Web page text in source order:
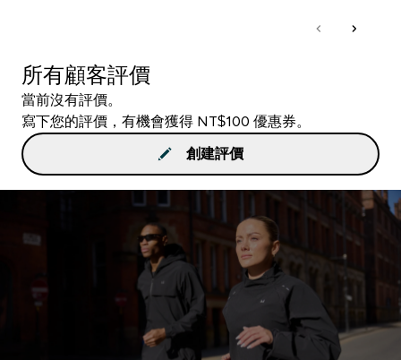
所有顧客評價
當前沒有評價。
寫下您的評價，有機會獲得 NT$100 優惠券。
創建評價